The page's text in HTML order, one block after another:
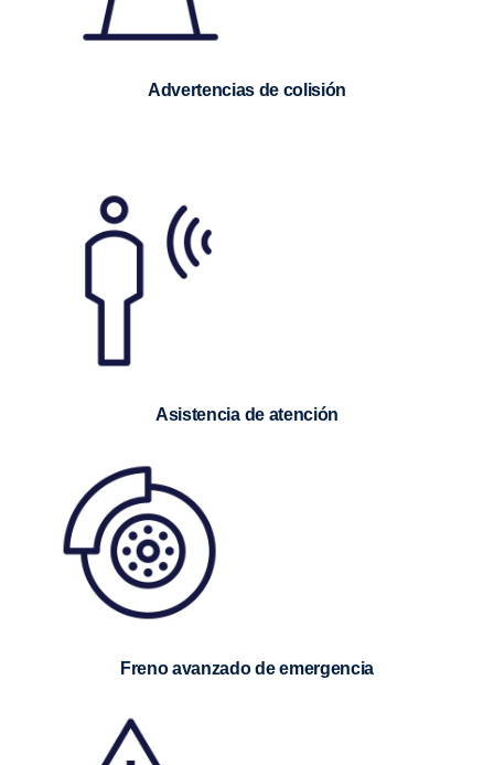
Advertencias de colisión
Asistencia de atención
Freno avanzado de emergencia